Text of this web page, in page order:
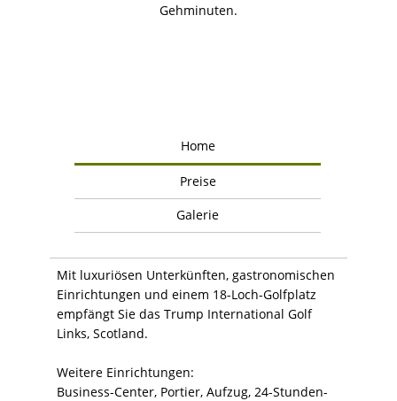
Gehminuten.
Home
Preise
Galerie
Mit luxuriösen Unterkünften, gastronomischen
Einrichtungen und einem 18-Loch-Golfplatz
empfängt Sie das Trump International Golf
Links, Scotland.
Weitere Einrichtungen:
Business-Center, Portier, Aufzug, 24-Stunden-